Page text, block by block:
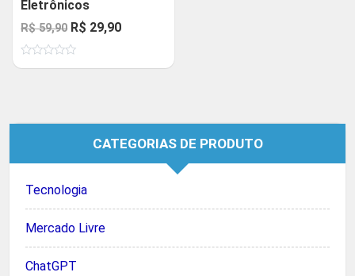
Eletrônicos
R$59,90 O
preço
original
R$ 29,90O
atual
CATEGORIAS DE PRODUTO
Tecnologia
Mercado Livre
ChatGPT